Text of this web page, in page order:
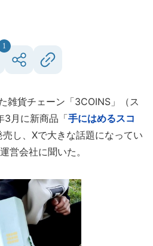
1
雑貨チェーン「3COINS」（ス
3月に新商品「手にはめるスコ
売し、Xで大きな話題になってい
営会社に聞いた。